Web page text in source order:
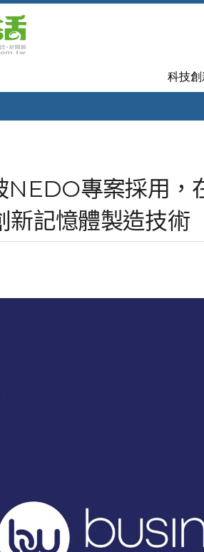
科技
NEDO專案採用，
新記憶體製造技術